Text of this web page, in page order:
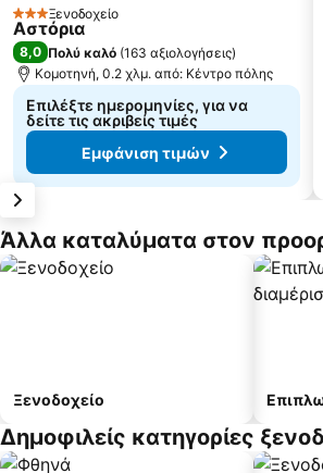
3 ΑστέριαΞενοδοχείο
Αστόρια
8,0 Πολύ καλό (163 αξιολογήσεις)
Κομοτηνή, 0.2 χλμ. από: Κέντρο πόλης
Επιλέξτε ημερομηνίες, για να
δείτε τις ακριβείς τιμές
Εμφάνιση τιμών
Άλλα καταλύματα στον
Ξενοδοχείο
Δημοφιλείς κατηγορίες